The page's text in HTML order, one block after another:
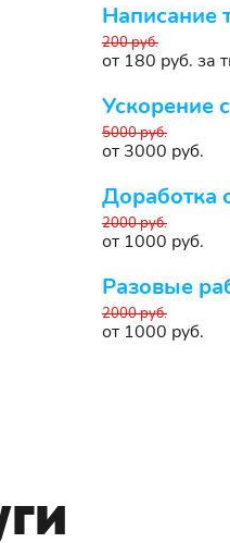
Написание
200 руб.
от 180 руб. за
Ускорение
5000 руб.
от 3000 руб.
Доработка
2000 руб.
от 1000 руб.
Разовые
2000 руб.
от 1000 руб.